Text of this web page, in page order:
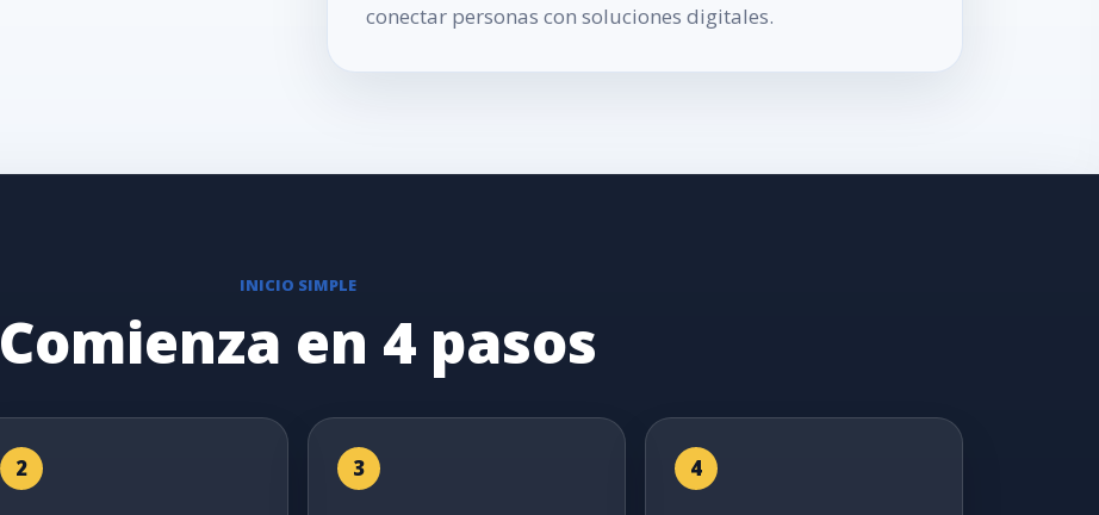
conectar personas con soluciones digitales.
INICIO SIMPLE
Comienza en 4 pasos
2 3 4